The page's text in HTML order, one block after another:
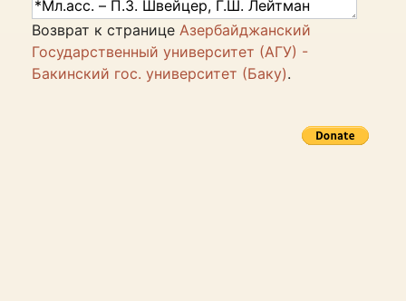
Возврат к странице Азербайджанский
Государственный университет (АГУ) -
Бакинский гос. университет (Баку).